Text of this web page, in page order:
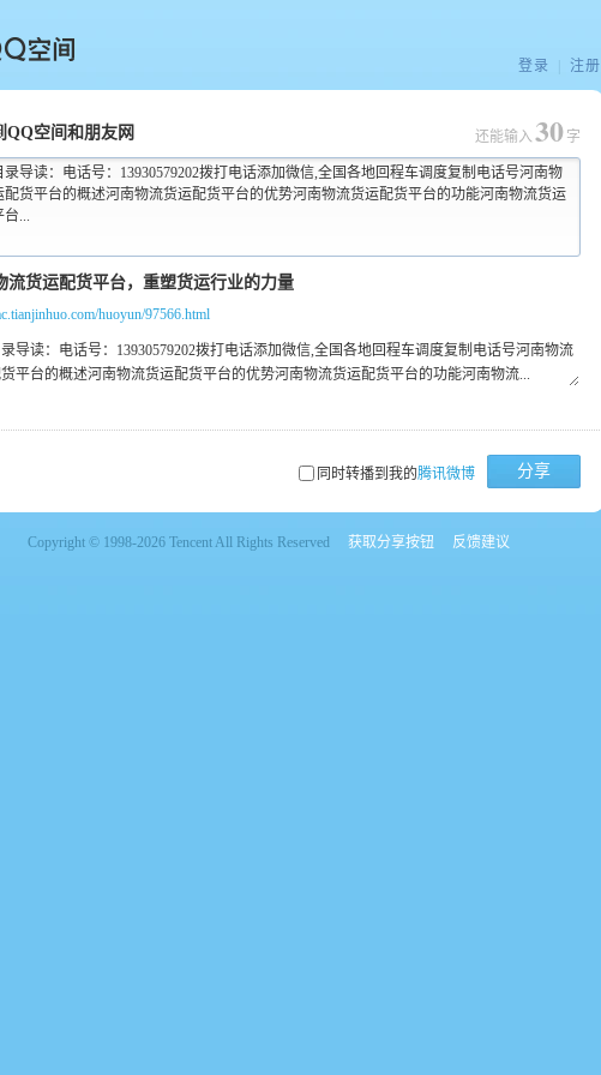
间
登录 注册
QQ空间和朋友网
录导读：电话号：13930579202拨打电话添加微信,全国各地回程车调度复制电话号河南物
配货平台的概述河南物流货运配货平台的优势河南物流货运配货平台的功能河南物流货运
台...
还能输入 30 字
huoyun/97566.html
同时转播到我的腾讯微博 分享
Copyright © 1998-2026 Tencent All Rights Reserved 获取分享按钮 反馈建议